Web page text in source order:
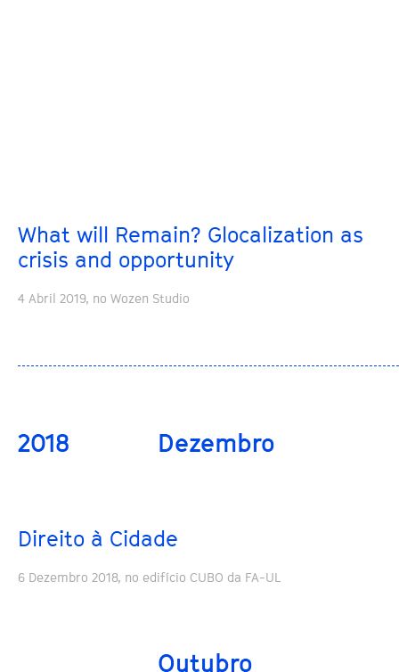
What will Remain? Glocalization as
crisis and opportunity
4 Abril 2019, no Wozen Studio
Dezembro
2018
Direito à Cidade
6 Dezembro 2018, no edifício CUBO da FA-UL
Outubro